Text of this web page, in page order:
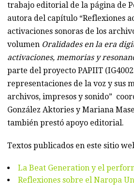
trabajo editorial de la página de
autora del capítulo “Reflexiones
activaciones sonoras de los
volumen Oralidades en la era
activaciones, memorias y
parte del proyecto PAPIIT
representaciones de la voz y sus
archivos, impresos y sonido”
González Aktories y Mariana
también prestó apoyo editorial.
Textos publicados en este sitio
La Beat Generation y el
Reflexiones sobre el Naropa